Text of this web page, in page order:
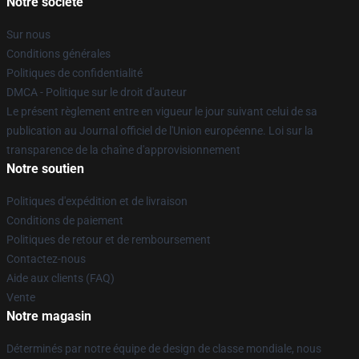
Sur nous
Conditions générales
Politiques de confidentialité
DMCA - Politique sur le droit d'auteur
Le présent règlement entre en vigueur le jour suivant celui de sa
publication au Journal officiel de l'Union européenne. Loi sur la
transparence de la chaîne d'approvisionnement
Notre soutien
Politiques d'expédition et de livraison
Conditions de paiement
Politiques de retour et de remboursement
Contactez-nous
Aide aux clients (FAQ)
Vente
Notre magasin
Déterminés par notre équipe de design de classe mondiale, nous